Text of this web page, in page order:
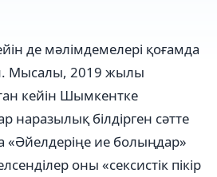
де мәлімдемелері қоғамда
Мысалы, 2019 жылы
кейін Шымкентке
наразылық білдірген сәтте
«Әйелдеріңе ие болыңдар»
оны «сексистік пікір